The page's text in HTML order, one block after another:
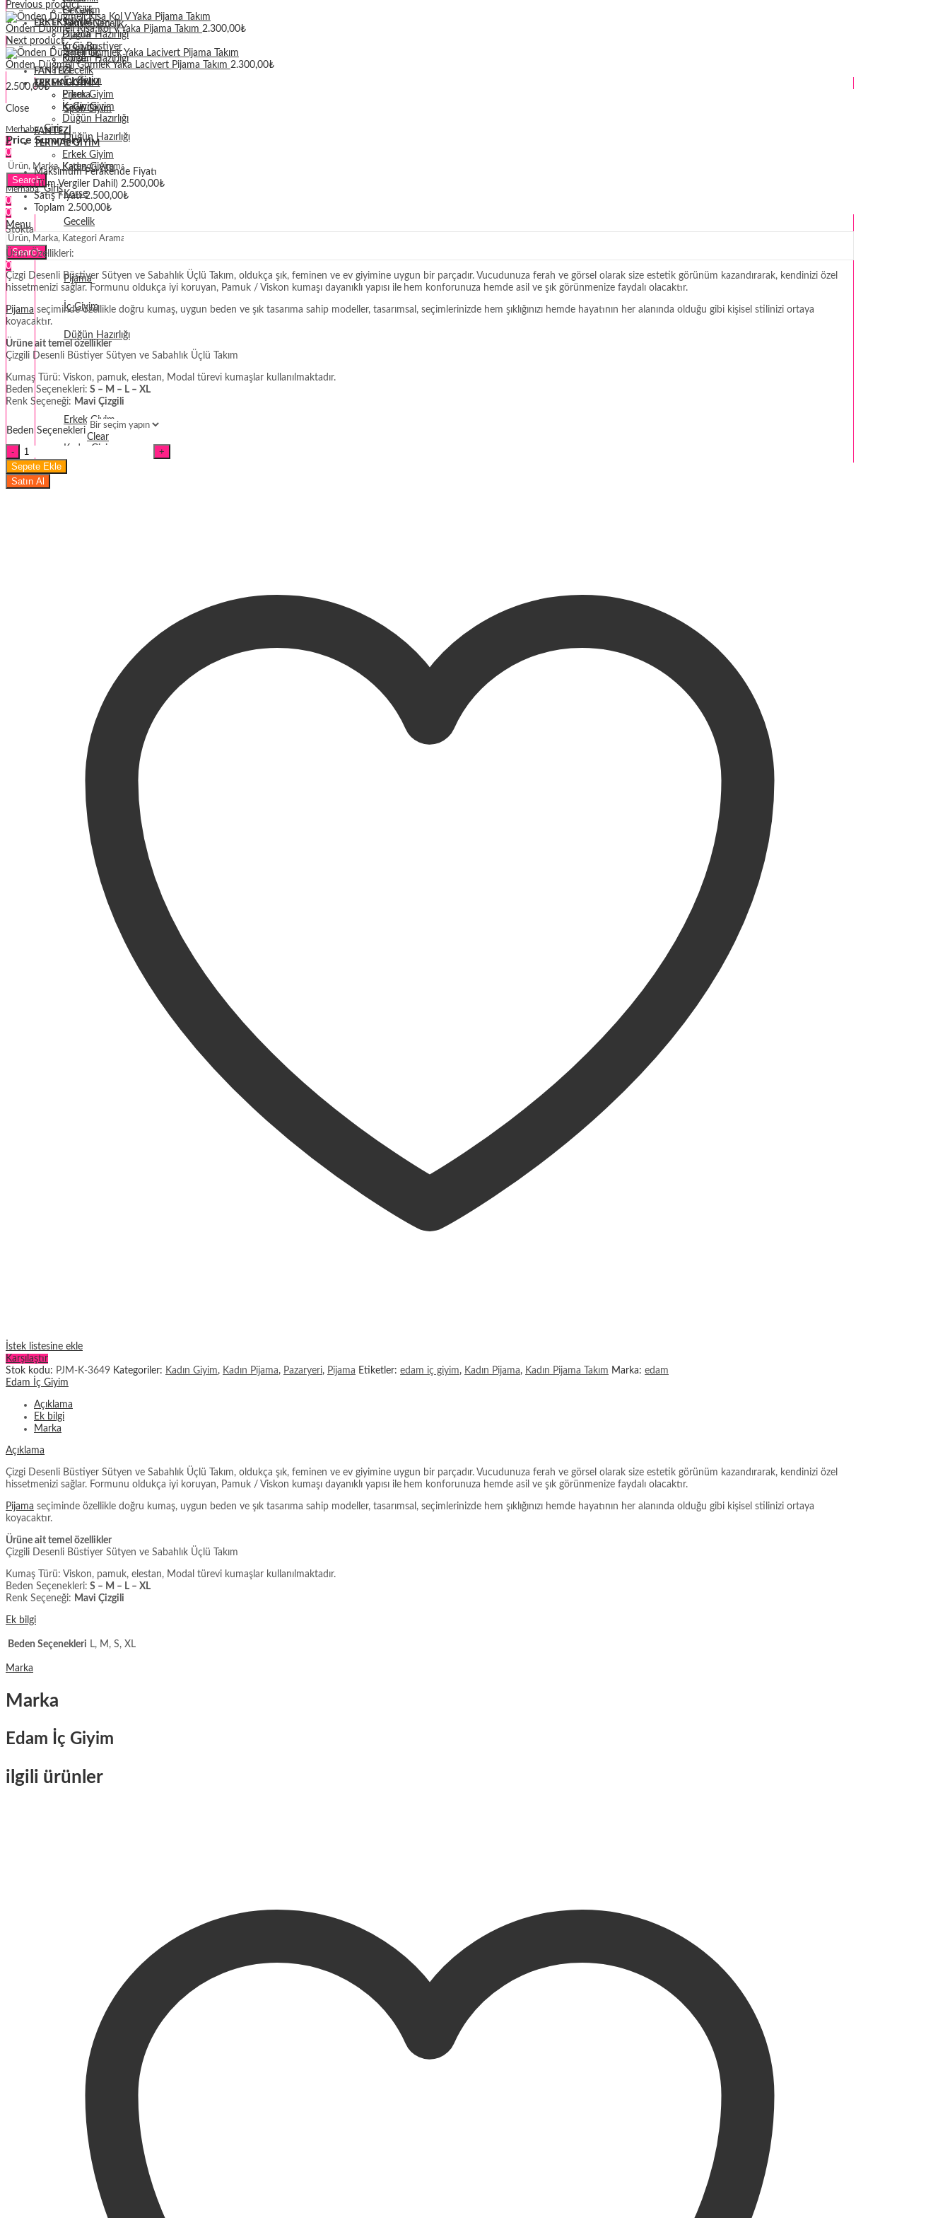
Penye Gecelik
Sabahlık
Ev Giyim
Spor Giyim
Düğün Hazırlığı
Krop Bustiyer
Korse
Gecelik
Erkek Giyim
Pijama
İç Giyim
Düğün Hazırlığı
Termal Giyim
Erkek Giyim
Kadın Giyim
Gecelik
ERKEK GIYIM
Pijama
İç Giyim
Düğün Hazırlığı
FANTEZI
TERMAL GIYIM
Erkek Giyim
Kadın Giyim
Merhaba, Giriş
0
0
Search
Ev Giyim
Spor Giyim
Düğün Hazırlığı
Krop Bustiyer
Korse
Gecelik
ERKEK GIYIM
Pijama
İç Giyim
Düğün Hazırlığı
FANTEZI
TERMAL GIYIM
Erkek Giyim
Kadın Giyim
Merhaba, Giriş
0
0
Menu
Search
0
Previous product
Önden Düğmeli Kısa Kol V Yaka Pijama Takım 2.300,00₺
Next product
Önden Düğmeli Gömlek Yaka Lacivert Pijama Takım 2.300,00₺
2.500,00₺
Close
Price Summary
Maksimum Perakende Fiyatı
(Tüm Vergiler Dahil) 2.500,00₺
Satış Fiyatı 2.500,00₺
Toplam 2.500,00₺
Stokta
Ürün Özellikleri:
Çizgi Desenli Büstiyer Sütyen ve Sabahlık Üçlü Takım, oldukça şık, feminen ve ev giyimine uygun bir parçadır. Vucudunuza ferah ve görsel olarak size estetik görünüm kazandırarak, kendinizi özel
hissetmenizi sağlar. Formunu oldukça iyi koruyan, Pamuk / Viskon kumaşı dayanıklı yapısı ile hem konforunuza hemde asil ve şık görünmenize faydalı olacaktır.
Pijama seçiminde özellikle doğru kumaş, uygun beden ve şık tasarıma sahip modeller, tasarımsal, seçimlerinizde hem şıklığınızı hemde hayatının her alanında olduğu gibi kişisel stilinizi ortaya
koyacaktır.
Ürüne ait temel özellikler
Çizgili Desenli Büstiyer Sütyen ve Sabahlık Üçlü Takım
Kumaş Türü: Viskon, pamuk, elestan, Modal türevi kumaşlar kullanılmaktadır.
Beden Seçenekleri: S – M – L – XL
Renk Seçeneği: Mavi Çizgili
Beden Seçenekleri
Clear
Çizgi
Desenli
Büstiyer
Sütyen
Sepete Ekle
Satın Al
İstek listesine ekle
Karşılaştır
Stok kodu: PJM-K-3649 Kategoriler: Kadın Giyim, Kadın Pijama, Pazaryeri, Pijama Etiketler: edam iç giyim, Kadın Pijama, Kadın Pijama Takım Marka: edam
Edam İç Giyim
Açıklama
Ek bilgi
Marka
Açıklama
Çizgi Desenli Büstiyer Sütyen ve Sabahlık Üçlü Takım, oldukça şık, feminen ve ev giyimine uygun bir parçadır. Vucudunuza ferah ve görsel olarak size estetik görünüm kazandırarak, kendinizi özel
hissetmenizi sağlar. Formunu oldukça iyi koruyan, Pamuk / Viskon kumaşı dayanıklı yapısı ile hem konforunuza hemde asil ve şık görünmenize faydalı olacaktır.
Pijama seçiminde özellikle doğru kumaş, uygun beden ve şık tasarıma sahip modeller, tasarımsal, seçimlerinizde hem şıklığınızı hemde hayatının her alanında olduğu gibi kişisel stilinizi ortaya
koyacaktır.
Ürüne ait temel özellikler
Çizgili Desenli Büstiyer Sütyen ve Sabahlık Üçlü Takım
Kumaş Türü: Viskon, pamuk, elestan, Modal türevi kumaşlar kullanılmaktadır.
Beden Seçenekleri: S – M – L – XL
Renk Seçeneği: Mavi Çizgili
Ek bilgi
Beden Seçenekleri L, M, S, XL
Marka
Marka
Edam İç Giyim
ilgili ürünler